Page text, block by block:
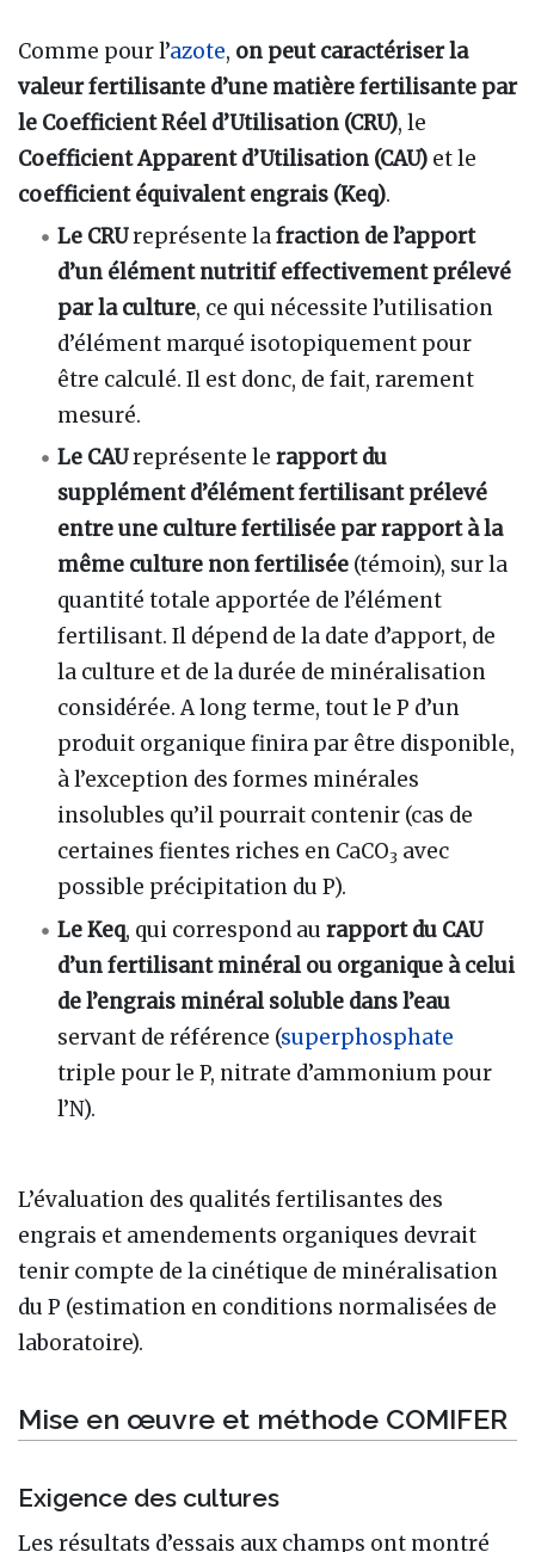
Comme pour l’azote, on peut caractériser la
valeur fertilisante d’une matière fertilisante par
le Coefficient Réel d’Utilisation (CRU), le
Coefficient Apparent d’Utilisation (CAU) et le
coefficient équivalent engrais (Keq).
Le CRUreprésente lafraction de l’apport
d’un élément nutritif effectivement prélevé
par la culture, ce qui nécessite l’utilisation
d’élément marqué isotopiquement pour
être calculé. Il est donc, de fait, rarement
mesuré.
Le CAUreprésente lerapport du
supplément d’élément fertilisant prélevé
entre une culture fertilisée par rapport à la
même culture non fertilisée (témoin), sur la
quantité totale apportée de l’élément
fertilisant. Il dépend de la date d’apport, de
la culture et de la durée de minéralisation
considérée. A long terme, tout le P d’un
produit organique finira par être disponible,
à l’exception des formes minérales
insolubles qu’il pourrait contenir (cas de
certaines fientes riches en CaCO3 avec
possible précipitation du P).
Le Keq, qui correspond aurapport du CAU
d’un fertilisant minéral ou organique à celui
de l’engrais minéral soluble dans l’eau
servant de référence (superphosphate
triple pour le P, nitrate d’ammonium pour
l’N).
L’évaluation des qualités fertilisantes des
engrais et amendements organiques devrait
tenir compte de la cinétique de minéralisation
du P (estimation en conditions normalisées de
laboratoire).
Mise en œuvre et méthode COMIFER
Exigence des cultures
Les résultats d’essais aux champs ont montré